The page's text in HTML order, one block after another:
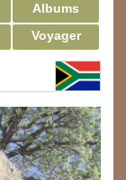
Albums
Voyager